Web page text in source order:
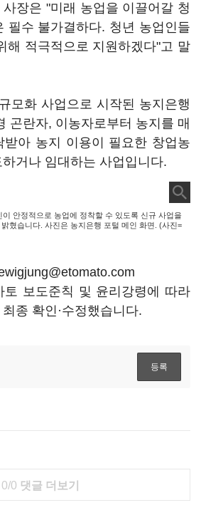
장은 "미래 농업을 이끌어갈 청
필수 불가결하다. 청년 농업인들
해 적극적으로 지원하겠다"고 말
모화 사업으로 시작된 농지은행
곤란자, 이농자로부터 농지를 매
받아 농지 이용이 필요한 창업농
거나 임대하는 사업입니다.
안정적으로 농업에 정착할 수 있도록 신규 사업을
혔습니다. 사진은 농지은행 포털 메인 화면. (사진=
토 보도준칙 및 윤리강령에 따라
종 확인·수정했습니다.
0/0 댓글 더보기